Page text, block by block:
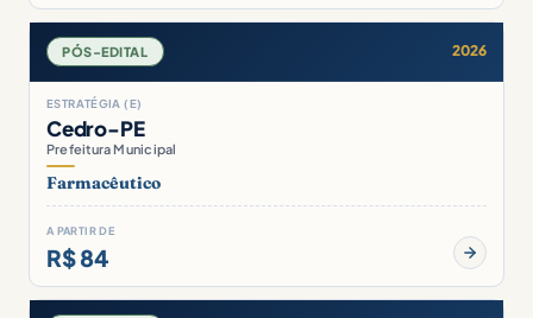
PÓS-EDITAL 2026
ESTRATÉGIA (E)
Cedro-PE
Prefeitura Municipal
Farmacêutico
A PARTIR DE
R$ 84